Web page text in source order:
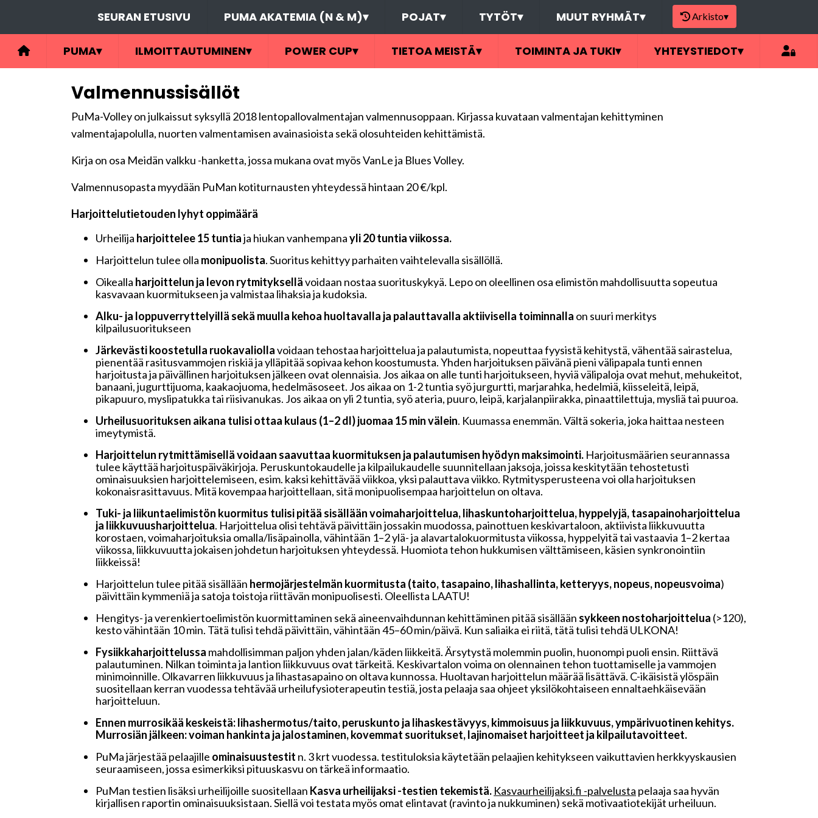
SEURAN ETUSIVU PUMA AKATEMIA (N & M)▾ POJAT▾ TYTÖT▾ MUUT RYHMÄT▾ Arkisto▾
PUMA▾ ILMOITTAUTUMINEN▾ POWER CUP▾ TIETOA MEISTÄ▾ TOIMINTA JA TUKI▾ YHTEYSTIEDOT▾
Valmennussisällöt
PuMa-Volley on julkaissut syksyllä 2018 lentopallovalmentajan valmennusoppaan. Kirjassa kuvataan valmentajan kehittyminen
valmentajapolulla, nuorten valmentamisen avainasioista sekä olosuhteiden kehittämistä.
Kirja on osa Meidän valkku -hanketta, jossa mukana ovat myös VanLe ja Blues Volley.
Valmennusopasta myydään PuMan kotiturnausten yhteydessä hintaan 20 €/kpl.
Harjoittelutietouden lyhyt oppimäärä
Urheilija harjoittelee 15 tuntiaja hiukan vanhempanayli 20 tuntia viikossa.
Harjoittelun tulee olla monipuolista. Suoritus kehittyy parhaiten vaihtelevalla sisällöllä.
Oikealla harjoittelun ja levon rytmityksellävoidaan nostaa suorituskykyä. Lepo on oleellinen osa elimistön mahdollisuutta sopeutua
kasvavaan kuormitukseen ja valmistaa lihaksia ja kudoksia.
Alku- ja loppuverryttelyillä sekä muulla kehoa huoltavalla ja palauttavalla aktiivisella toiminnalla on suuri merkitys
kilpailusuoritukseen
Järkevästi koostetulla ruokavaliollavoidaan tehostaa harjoittelua ja palautumista, nopeuttaa fyysistä kehitystä, vähentää sairastelua,
pienentää rasitusvammojen riskiä ja ylläpitää sopivaa kehon koostumusta. Yhden harjoituksen päivänä pieni välipapala tunti ennen
harjoitusta ja päivällinen harjoituksen jälkeen ovat olennaisia. Jos aikaa on alle tunti harjoitukseen, hyviä välipaloja ovat mehut, mehukeitot,
banaani, jugurttijuoma, kaakaojuoma, hedelmäsoseet. Jos aikaa on 1-2 tuntia syö jurgurtti, marjarahka, hedelmiä, kiisseleitä, leipä,
pikapuuro, myslipatukka tai riisivanukas. Jos aikaa on yli 2 tuntia, syö ateria, puuro, leipä, karjalanpiirakka, pinaattilettuja, mysliä tai puuroa.
Urheilusuorituksen aikana tulisi ottaa kulaus (1–2 dl) juomaa 15 min välein. Kuumassa enemmän. Vältä sokeria, joka haittaa nesteen
imeytymistä.
Harjoittelun rytmittämisellä voidaan saavuttaa kuormituksen ja palautumisen hyödyn maksimointi. Harjoitusmäärien seurannassa
tulee käyttää harjoituspäiväkirjoja. Peruskuntokaudelle ja kilpailukaudelle suunnitellaan jaksoja, joissa keskitytään tehostetusti
ominaisuuksien harjoittelemiseen, esim. kaksi kehittävää viikkoa, yksi palauttava viikko. Rytmitysperusteena voi olla harjoituksen
kokonaisrasittavuus. Mitä kovempaa harjoittellaan, sitä monipuolisempaa harjoittelun on oltava.
Tuki- ja liikuntaelimistön kuormitus tulisi pitää sisällään voimaharjoittelua, lihaskuntoharjoittelua, hyppelyjä, tasapainoharjoittelua
ja liikkuvuusharjoittelua. Harjoittelua olisi tehtävä päivittäin jossakin muodossa, painottuen keskivartaloon, aktiivista liikkuvuutta
korostaen, voimaharjoituksia omalla/lisäpainolla, vähintään 1–2 ylä- ja alavartalokuormitusta viikossa, hyppelyitä tai vastaavia 1–2 kertaa
viikossa, liikkuvuutta jokaisen johdetun harjoituksen yhteydessä. Huomiota tehon hukkumisen välttämiseen, käsien synkronointiin
liikkeissä!
Harjoittelun tulee pitää sisällään hermojärjestelmän kuormitusta (taito, tasapaino, lihashallinta, ketteryys, nopeus, nopeusvoima)
päivittäin kymmeniä ja satoja toistoja riittävän monipuolisesti. Oleellista LAATU!
Hengitys- ja verenkiertoelimistön kuormittaminen sekä aineenvaihdunnan kehittäminen pitää sisällään sykkeen nostoharjoittelua (>120),
kesto vähintään 10 min. Tätä tulisi tehdä päivittäin, vähintään 45–60 min/päivä. Kun saliaika ei riitä, tätä tulisi tehdä ULKONA!
Fysiikkaharjoittelussa mahdollisimman paljon yhden jalan/käden liikkeitä. Ärsytystä molemmin puolin, huonompi puoli ensin. Riittävä
palautuminen. Nilkan toiminta ja lantion liikkuvuus ovat tärkeitä. Keskivartalon voima on olennainen tehon tuottamiselle ja vammojen
minimoinnille. Olkavarren liikkuvuus ja lihastasapaino on oltava kunnossa. Huoltavan harjoittelun määrää lisättävä. C-ikäisistä ylöspäin
suositellaan kerran vuodessa tehtävää urheilufysioterapeutin testiä, josta pelaaja saa ohjeet yksilökohtaiseen ennaltaehkäisevään
harjoitteluun.
Ennen murrosikää keskeistä: lihashermotus/taito, peruskunto ja lihaskestävyys, kimmoisuus ja liikkuvuus, ympärivuotinen kehitys.
Murrosiän jälkeen: voiman hankinta ja jalostaminen, kovemmat suoritukset, lajinomaiset harjoitteet ja kilpailutavoitteet.
PuMa järjestää pelaajille ominaisuustestit n. 3 krt vuodessa. testituloksia käytetään pelaajien kehitykseen vaikuttavien herkkyyskausien
seuraamiseen, jossa esimerkiksi pituuskasvu on tärkeä informaatio.
PuMan testien lisäksi urheilijoille suositellaan Kasva urheilijaksi -testien tekemistä. Kasvaurheilijaksi.fi -palvelusta pelaaja saa hyvän
kirjallisen raportin ominaisuuksistaan. Siellä voi testata myös omat elintavat (ravinto ja nukkuminen) sekä motivaatiotekijät urheiluun.